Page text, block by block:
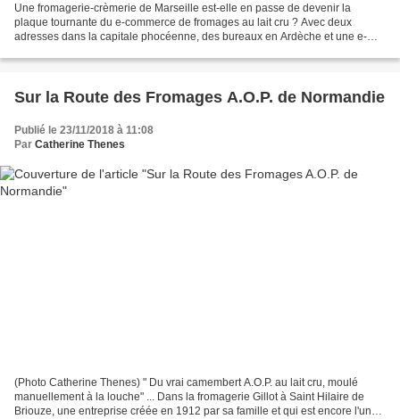
Une fromagerie-crèmerie de Marseille est-elle en passe de devenir la
plaque tournante du e-commerce de fromages au lait cru ? Avec deux
adresses dans la capitale phocéenne, des bureaux en Ardèche et une e-
Sur la Route des Fromages A.O.P. de Normandie
Publié le 23/11/2018 à 11:08
Par Catherine Thenes
(Photo Catherine Thenes) " Du vrai camembert A.O.P. au lait cru, moulé
manuellement à la louche" ... Dans la fromagerie Gillot à Saint Hilaire de
Briouze, une entreprise créée en 1912 par sa famille et qui est encore l'une